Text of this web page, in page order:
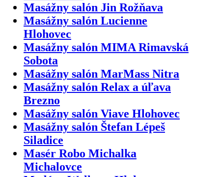
Masážny salón Jin Rožňava
Masážny salón Lucienne
Hlohovec
Masážny salón MIMA Rimavská
Sobota
Masážny salón MarMass Nitra
Masážny salón Relax a úľava
Brezno
Masážny salón Viave Hlohovec
Masážny salón Štefan Lépeš
Siladice
Masér Robo Michalka
Michalovce